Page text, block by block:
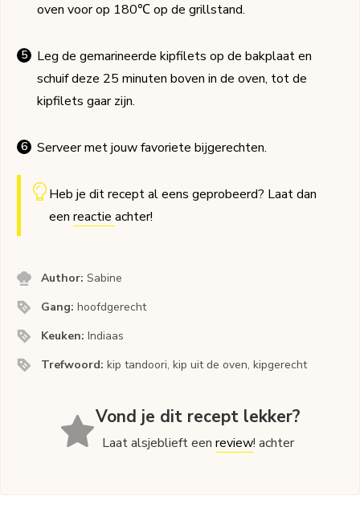
oven voor op 180℃ op de grillstand.
Leg de gemarineerde kipfilets op de bakplaat en
schuif deze 25 minuten boven in de oven, tot de
kipfilets gaar zijn.
Serveer met jouw favoriete bijgerechten.
Heb je dit recept al eens geprobeerd? Laat dan
een reactie achter!
Author:Sabine
Gang:hoofdgerecht
Keuken:Indiaas
Trefwoord:kip tandoori, kip uit de oven, kipgerecht
Vond je dit recept lekker?
Laat alsjeblieft eenreview! achter